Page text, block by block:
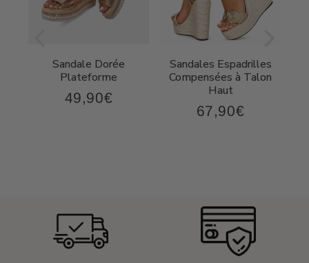
Sandale Dorée
Plateforme
Prix
49,90€
Sandales Espadrilles
Compensées à Talon
Haut
Prix
67,90€